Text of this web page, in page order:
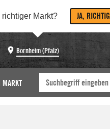
richtiger Markt? JA, RICHTIG
Bornheim (Pfalz)